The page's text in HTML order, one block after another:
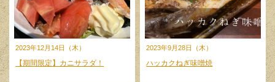
2023年12月14日（木）
【期間限定】カニサラダ！
2023年9月28日（木）
ハッカクねぎ味噌焼